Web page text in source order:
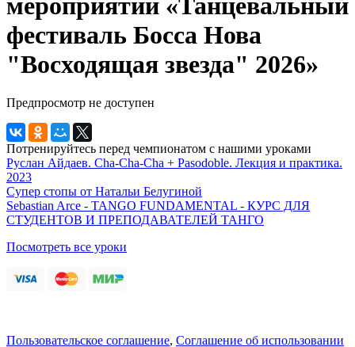
фестиваль Босса Нова
"Восходящая звезда" 2026»
Предпросмотр не доступен
Потренируйтесь перед чемпионатом с нашими уроками
Руслан Айдаев. Cha-Cha-Cha + Pasodoble. Лекция и практика.
2023
Супер стопы от Натальи Белугиной
Sebastian Arce - TANGO FUNDAMENTAL - КУРС ДЛЯ
СТУДЕНТОВ И ПРЕПОДАВАТЕЛЕЙ ТАНГО
Посмотреть все уроки
Пользовательское соглашение, Соглашение об использовании